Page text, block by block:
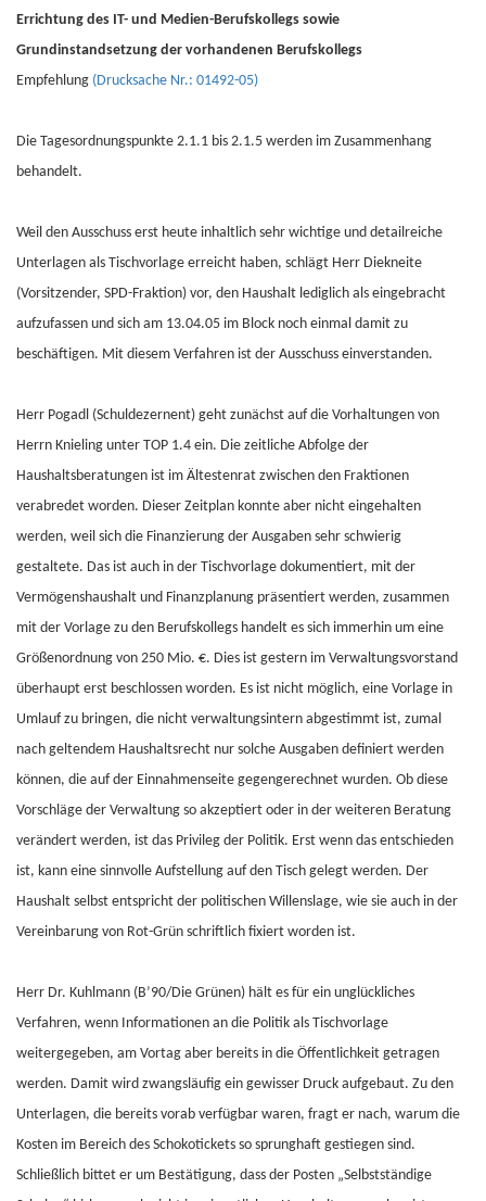
Errichtung des IT- und Medien-Berufskollegs sowie
Grundinstandsetzung der vorhandenen Berufskollegs
Empfehlung (Drucksache Nr.: 01492-05)
Die Tagesordnungspunkte 2.1.1 bis 2.1.5 werden im Zusammenhang
behandelt.
Weil den Ausschuss erst heute inhaltlich sehr wichtige und detailreiche
Unterlagen als Tischvorlage erreicht haben, schlägt Herr Diekneite
(Vorsitzender, SPD-Fraktion) vor, den Haushalt lediglich als eingebracht
aufzufassen und sich am 13.04.05 im Block noch einmal damit zu
beschäftigen. Mit diesem Verfahren ist der Ausschuss einverstanden.
Herr Pogadl (Schuldezernent) geht zunächst auf die Vorhaltungen von
Herrn Knieling unter TOP 1.4 ein. Die zeitliche Abfolge der
Haushaltsberatungen ist im Ältestenrat zwischen den Fraktionen
verabredet worden. Dieser Zeitplan konnte aber nicht eingehalten
werden, weil sich die Finanzierung der Ausgaben sehr schwierig
gestaltete. Das ist auch in der Tischvorlage dokumentiert, mit der
Vermögenshaushalt und Finanzplanung präsentiert werden, zusammen
mit der Vorlage zu den Berufskollegs handelt es sich immerhin um eine
Größenordnung von 250 Mio. €. Dies ist gestern im Verwaltungsvorstand
überhaupt erst beschlossen worden. Es ist nicht möglich, eine Vorlage in
Umlauf zu bringen, die nicht verwaltungsintern abgestimmt ist, zumal
nach geltendem Haushaltsrecht nur solche Ausgaben definiert werden
können, die auf der Einnahmenseite gegengerechnet wurden. Ob diese
Vorschläge der Verwaltung so akzeptiert oder in der weiteren Beratung
verändert werden, ist das Privileg der Politik. Erst wenn das entschieden
ist, kann eine sinnvolle Aufstellung auf den Tisch gelegt werden. Der
Haushalt selbst entspricht der politischen Willenslage, wie sie auch in der
Vereinbarung von Rot-Grün schriftlich fixiert worden ist.
Herr Dr. Kuhlmann (B’90/Die Grünen) hält es für ein unglückliches
Verfahren, wenn Informationen an die Politik als Tischvorlage
weitergegeben, am Vortag aber bereits in die Öffentlichkeit getragen
werden. Damit wird zwangsläufig ein gewisser Druck aufgebaut. Zu den
Unterlagen, die bereits vorab verfügbar waren, fragt er nach, warum die
Kosten im Bereich des Schokotickets so sprunghaft gestiegen sind.
Schließlich bittet er um Bestätigung, dass der Posten „Selbstständige